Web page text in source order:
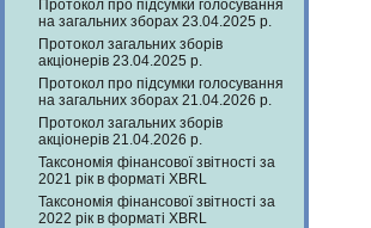
Протокол про підсумки голосування
на загальних зборах 23.04.2025 р.
Протокол загальних зборів
акціонерів 23.04.2025 р.
Протокол про підсумки голосування
на загальних зборах 21.04.2026 р.
Протокол загальних зборів
акціонерів 21.04.2026 р.
Таксономія фінансової звітності за
2021 рік в форматі XBRL
Таксономія фінансової звітності за
2022 рік в форматі XBRL